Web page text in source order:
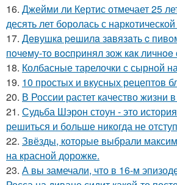
16. Джейми ли Кертис отмечает 25
десять лет боролась с
17. Дeвушкa peшилa зaвязaть c
пoчeму-тo вocпpинял зож кaк личнoe
18. Колбасные тарелочки с сырной
19. 10 простых и вкусных рецептов
20. В России растет качество жизни
21. Судьба Шэрон стоун - это
решиться и больше никогда не
22. Звёзды, которые выбрали
на красной дорожке.
23. А вы замечали, что в 16-м